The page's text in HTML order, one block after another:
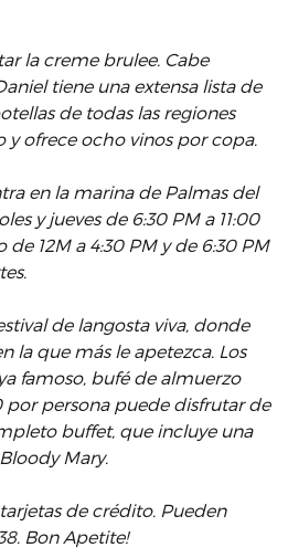
la creme brulee. Cabe
tiene una extensa lista de
de todas las regiones
y ofrece ocho vinos por copa.
en la marina de Palmas del
y jueves de 6:30 PM a 11:00
12M a 4:30 PM y de 6:30 PM
de langosta viva, donde
la que más le apetezca. Los
famoso, bufé de almuerzo
persona puede disfrutar de
buffet, que incluye una
Mary.
de crédito. Pueden
Bon Apetite!